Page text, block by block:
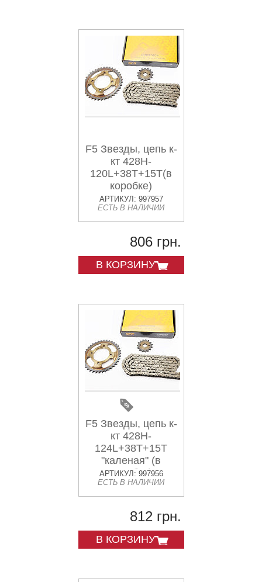
F5 Звезды, цепь к-
кт 428H-
120L+38T+15T(в
коробке)
АРТИКУЛ: 997957
ЕСТЬ В НАЛИЧИИ
806 грн.
В КОРЗИНУ
F5 Звезды, цепь к-
кт 428H-
124L+38T+15T
"каленая" (в
коробке)
АРТИКУЛ: 997956
ЕСТЬ В НАЛИЧИИ
812 грн.
В КОРЗИНУ